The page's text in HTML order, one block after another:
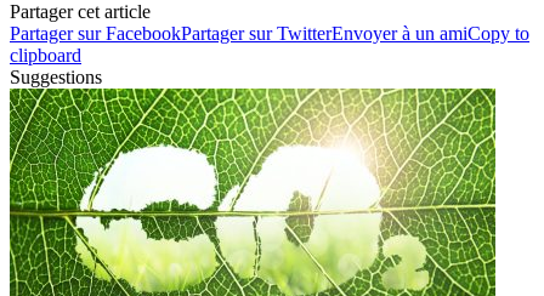
Partager cet article
Partager sur FacebookPartager sur TwitterEnvoyer à un amiCopy to
clipboard
Suggestions